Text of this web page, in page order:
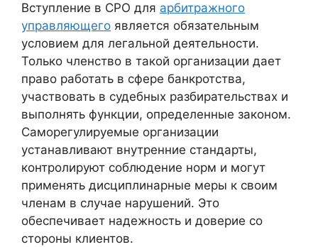
Вступление в СРО для арбитражного
управляющего является обязательным
условием для легальной деятельности.
Только членство в такой организации дает
право работать в сфере банкротства,
участвовать в судебных разбирательствах и
выполнять функции, определенные законом.
Саморегулируемые организации
устанавливают внутренние стандарты,
контролируют соблюдение норм и могут
применять дисциплинарные меры к своим
членам в случае нарушений. Это
обеспечивает надежность и доверие со
стороны клиентов.